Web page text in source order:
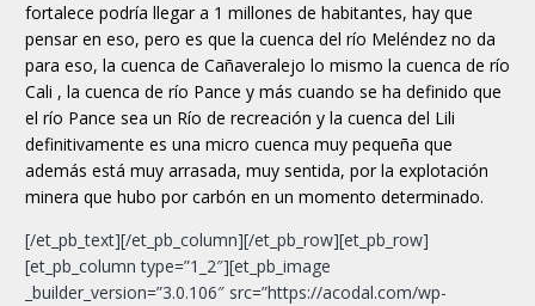
fortalece podría llegar a 1 millones de habitantes, hay que
pensar en eso, pero es que la cuenca del río Meléndez no da
para eso, la cuenca de Cañaveralejo lo mismo la cuenca de río
Cali , la cuenca de río Pance y más cuando se ha definido que
el río Pance sea un Río de recreación y la cuenca del Lili
definitivamente es una micro cuenca muy pequeña que
además está muy arrasada, muy sentida, por la explotación
minera que hubo por carbón en un momento determinado.
[/et_pb_text][/et_pb_column][/et_pb_row][et_pb_row]
[et_pb_column type=”1_2″][et_pb_image
_builder_version=”3.0.106″ src=”https://acodal.com/wp-